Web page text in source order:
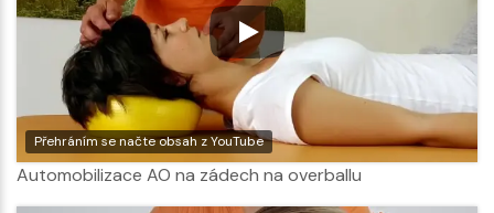
Přehráním se načte obsah z YouTube
Automobilizace AO na zádech na overballu